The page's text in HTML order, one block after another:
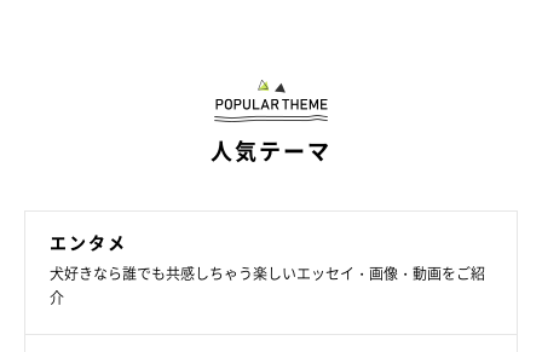
人気テーマ
エンタメ
犬好きなら誰でも共感しちゃう楽しいエッセイ・画像・動画をご紹
介